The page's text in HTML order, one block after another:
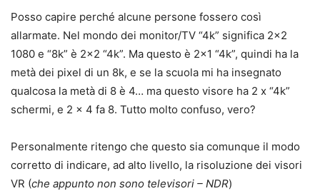
Posso capire perché alcune persone fossero così
allarmate. Nel mondo dei monitor/TV “4k” significa 2×2
1080 e “8k” è 2×2 “4k”. Ma questo è 2×1 “4k”, quindi ha la
metà dei pixel di un 8k, e se la scuola mi ha insegnato
qualcosa la metà di 8 è 4… ma questo visore ha 2 x “4k”
schermi, e 2 x 4 fa 8. Tutto molto confuso, vero?
Personalmente ritengo che questo sia comunque il modo
corretto di indicare, ad alto livello, la risoluzione dei visori
VR (che appunto non sono televisori – NDR)